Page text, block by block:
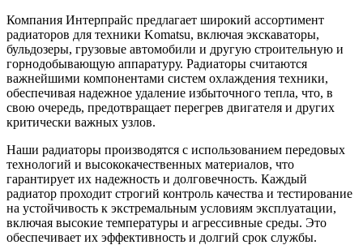
Компания Интерпрайс предлагает широкий ассортимент
радиаторов для техники Komatsu, включая экскаваторы,
бульдозеры, грузовые автомобили и другую строительную и
горнодобывающую аппаратуру. Радиаторы считаются
важнейшими компонентами систем охлаждения техники,
обеспечивая надежное удаление избыточного тепла, что, в
свою очередь, предотвращает перегрев двигателя и других
критически важных узлов.
Наши радиаторы производятся с использованием передовых
технологий и высококачественных материалов, что
гарантирует их надежность и долговечность. Каждый
радиатор проходит строгий контроль качества и тестирование
на устойчивость к экстремальным условиям эксплуатации,
включая высокие температуры и агрессивные среды. Это
обеспечивает их эффективность и долгий срок службы.